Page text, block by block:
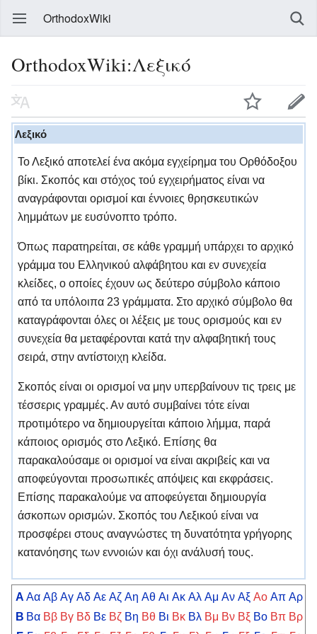
OrthodoxWiki
OrthodoxWiki:Λεξικό
Λεξικό
Το Λεξικό αποτελεί ένα ακόμα εγχείρημα του Ορθόδοξου
βίκι. Σκοπός και στόχος τού εγχειρήματος είναι να
αναγράφονται ορισμοί και έννοιες θρησκευτικών
λημμάτων με ευσύνοπτο τρόπο.
Όπως παρατηρείται, σε κάθε γραμμή υπάρχει το αρχικό
γράμμα του Ελληνικού αλφάβητου και εν συνεχεία
κλείδες, ο οποίες έχουν ως δεύτερο σύμβολο κάποιο
από τα υπόλοιπα 23 γράμματα. Στο αρχικό σύμβολο θα
καταγράφονται όλες οι λέξεις με τους ορισμούς και εν
συνεχεία θα μεταφέρονται κατά την αλφαβητική τους
σειρά, στην αντίστοιχη κλείδα.
Σκοπός είναι οι ορισμοί να μην υπερβαίνουν τις τρεις με
τέσσερις γραμμές. Αν αυτό συμβαίνει τότε είναι
προτιμότερο να δημιουργείται κάποιο λήμμα, παρά
κάποιος ορισμός στο Λεξικό. Επίσης θα
παρακαλούσαμε οι ορισμοί να είναι ακριβείς και να
αποφεύγονται προσωπικές απόψεις και εκφράσεις.
Επίσης παρακαλούμε να αποφεύγεται δημιουργία
άσκοπων ορισμών. Σκοπός του Λεξικού είναι να
προσφέρει στους αναγνώστες τη δυνατότητα γρήγορης
κατανόησης των εννοιών και όχι ανάλυσή τους.
A Αα Αβ Αγ Αδ Αε Αζ Αη Αθ Αι Ακ Αλ Αμ Αν Αξ Αο Απ Αρ
Β Βα Ββ Βγ Βδ Βε Βζ Βη Βθ Βι Βκ Βλ Βμ Βν Βξ Βο Βπ Βρ